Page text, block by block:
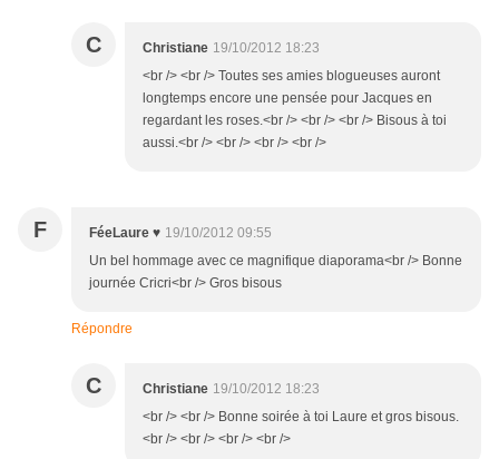
C Christiane 19/10/2012 18:23
<br /> <br /> Toutes ses amies blogueuses auront
longtemps encore une pensée pour Jacques en
regardant les roses.<br /> <br /> <br /> Bisous à toi
aussi.<br /> <br /> <br /> <br />
F FéeLaure ♥ 19/10/2012 09:55
Un bel hommage avec ce magnifique diaporama<br /> Bonne
journée Cricri<br /> Gros bisous
Répondre
C Christiane 19/10/2012 18:23
<br /> <br /> Bonne soirée à toi Laure et gros bisous.
<br /> <br /> <br /> <br />